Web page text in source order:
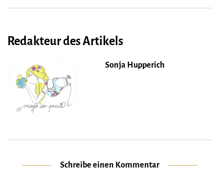
Redakteur des Artikels
Sonja Hupperich
Schreibe einen Kommentar